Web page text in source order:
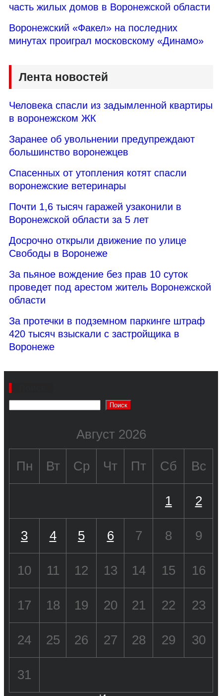
часть жилых домов в Воронежской области
Воронежский «Факел» на последних
минутах проиграл московскому «Динамо»
Лента новостей
Человека спасли из задымленной квартиры
в воронежском ЖК
Заранее об увольнении предупреждают
большинство воронежцев
Спасенных от утопления котят спасли
воронежские ветеринары
Почти 1,6 тысяч гаражей узаконили в
Воронежской области за 5 лет
Досрочно открыли движение по улице
Свободы в Воронеже
За пьяное вождение без прав 10 суток
проведет под арестом житель Воронежской
области
За протечки в подземном паркинге штраф
420 тысяч взыскали с застройщика в
Воронеже
Поиск
Август 2026
Пн Вт Ср Чт Пт Сб Вс
1 2
3 4 5 6 7 8 9
10 11 12 13 14 15 16
17 18 19 20 21 22 23
24 25 26 27 28 29 30
31